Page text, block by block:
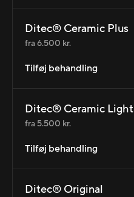
Ditec® Ceramic Plus
fra 6.500 kr.
Tilføj behandling
Ditec® Ceramic Light
fra 5.500 kr.
Tilføj behandling
Ditec® Original